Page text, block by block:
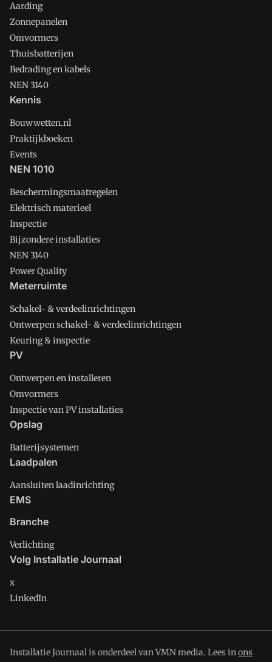
Aarding
Zonnepanelen
Omvormers
Thuisbatterijen
Bedrading en kabels
NEN 3140
Kennis
Bouwwetten.nl
Praktijkboeken
Events
NEN 1010
Beschermingsmaatregelen
Elektrisch materieel
Inspectie
Bijzondere installaties
NEN 3140
Power Quality
Meterruimte
Schakel- & verdeelinrichtingen
Ontwerpen schakel- & verdeelinrichtingen
Keuring & inspectie
PV
Ontwerpen en installeren
Omvormers
Inspectie van PV installaties
Opslag
Batterijsystemen
Laadpalen
Aansluiten laadinrichting
EMS
Branche
Verlichting
Volg Installatie Journaal
x
LinkedIn
Installatie Journaal is onderdeel van VMN media. Lees inons